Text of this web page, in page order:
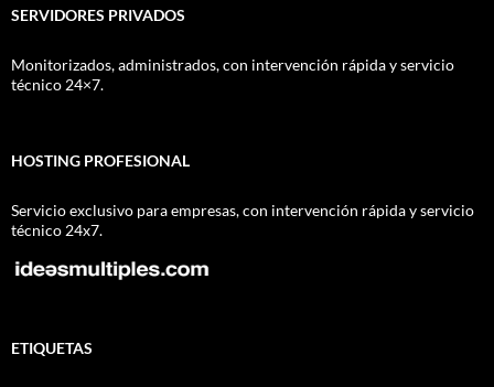
SERVIDORES PRIVADOS
Monitorizados, administrados, con intervención rápida y servicio
técnico 24×7.
HOSTING PROFESIONAL
Servicio exclusivo para empresas, con intervención rápida y servicio
técnico 24x7.
ETIQUETAS